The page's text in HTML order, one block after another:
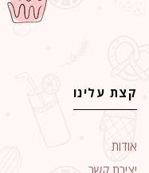
קצת עלינו
אודות
יצירת קשר